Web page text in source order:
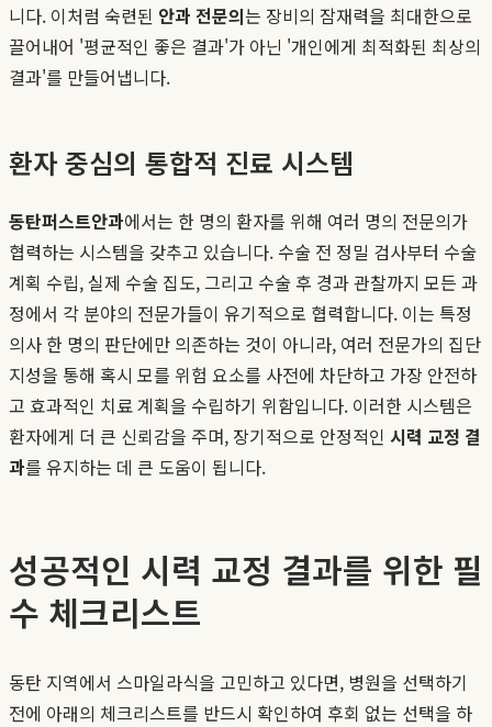
니다. 이처럼 숙련된 안과 전문의는 장비의 잠재력을 최대한으로
끌어내어 '평균적인 좋은 결과'가 아닌 '개인에게 최적화된 최상의
결과'를 만들어냅니다.
환자 중심의 통합적 진료 시스템
동탄퍼스트안과에서는 한 명의 환자를 위해 여러 명의 전문의가
협력하는 시스템을 갖추고 있습니다. 수술 전 정밀 검사부터 수술
계획 수립, 실제 수술 집도, 그리고 수술 후 경과 관찰까지 모든 과
정에서 각 분야의 전문가들이 유기적으로 협력합니다. 이는 특정
의사 한 명의 판단에만 의존하는 것이 아니라, 여러 전문가의 집단
지성을 통해 혹시 모를 위험 요소를 사전에 차단하고 가장 안전하
고 효과적인 치료 계획을 수립하기 위함입니다. 이러한 시스템은
환자에게 더 큰 신뢰감을 주며, 장기적으로 안정적인 시력 교정 결
과를 유지하는 데 큰 도움이 됩니다.
성공적인 시력 교정 결과를 위한 필
수 체크리스트
동탄 지역에서 스마일라식을 고민하고 있다면, 병원을 선택하기
전에 아래의 체크리스트를 반드시 확인하여 후회 없는 선택을 하